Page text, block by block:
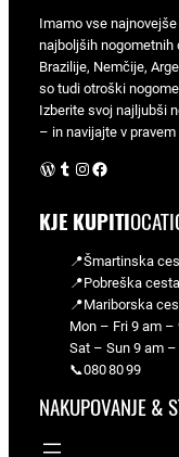
Imamo vse
najboljših nogometnih
Brazilije, Nemčije,
so tudi otroški
Izberite svoj najljubši
– in navijajte v pravem
WordPress Instagram Facebook
KJE KUPITI
📍Šmartinska
📍Pobreška
📍Mariborska
Mon – Fri 9 am –
Sat – Sun 9 am
📞080 80 99
NAKUPOVANJE &